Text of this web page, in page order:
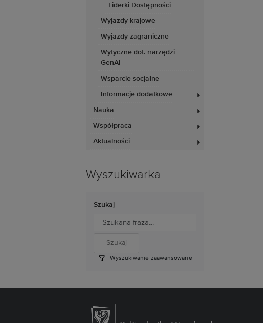
Liderki Dostępności
Wyjazdy krajowe
Wyjazdy zagraniczne
Wytyczne dot. narzędzi
GenAI
Wsparcie socjalne
Informacje dodatkowe
Nauka
Współpraca
Aktualności
Wyszukiwarka
Szukaj
Wyszukiwanie zaawansowane